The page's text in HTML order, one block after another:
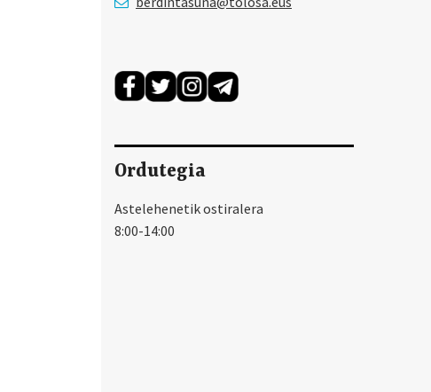
Ordutegia
Astelehenetik ostiralera
8:00-14:00